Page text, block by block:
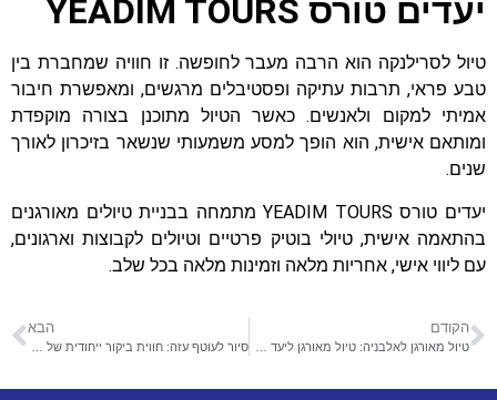
יעדים טורס YEADIM TOURS
טיול לסרילנקה הוא הרבה מעבר לחופשה. זו חוויה שמחברת בין
טבע פראי, תרבות עתיקה ופסטיבלים מרגשים, ומאפשרת חיבור
אמיתי למקום ולאנשים. כאשר הטיול מתוכנן בצורה מוקפדת
ומותאם אישית, הוא הופך למסע משמעותי שנשאר בזיכרון לאורך
שנים.
יעדים טורס YEADIM TOURS
מתמחה בבניית טיולים מאורגנים
בהתאמה אישית, טיולי בוטיק פרטיים וטיולים לקבוצות וארגונים,
עם ליווי אישי, אחריות מלאה וזמינות מלאה בכל שלב.
הקודם הבא